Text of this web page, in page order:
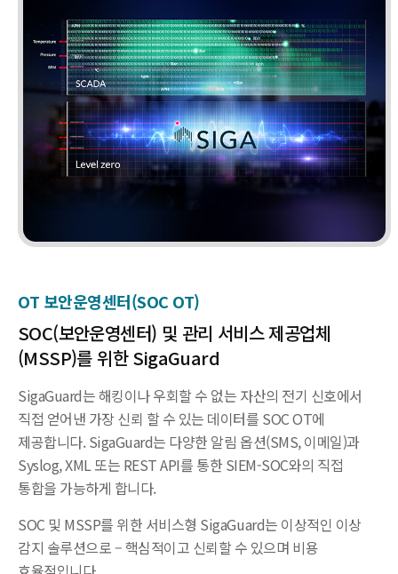
OT 보안운영센터(SOC OT)
SOC(보안운영센터) 및 관리 서비스제공업체
(MSSP)를 위한 SigaGuard
SigaGuard는 해킹이나 우회할 수 없는 자산의 전기 신호에서
직접 얻어낸 가장 신뢰 할 수 있는 데이터를 SOC OT에
제공합니다. SigaGuard는 다양한 알림 옵션(SMS, 이메일)과
Syslog, XML 또는 REST API를 통한 SIEM-SOC와의 직접
통합을 가능하게 합니다.
SOC 및 MSSP를 위한 서비스형 SigaGuard는 이상적인 이상
감지 솔루션으로 – 핵심적이고 신뢰할 수 있으며 비용